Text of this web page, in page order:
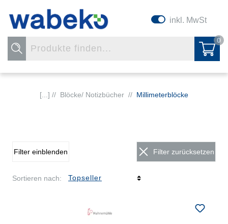
inkl. MwSt
0
[...] // Blöcke/ Notizbücher // Millimeterblöcke
Filter einblenden Filter zurücksetzen
Sortieren nach: